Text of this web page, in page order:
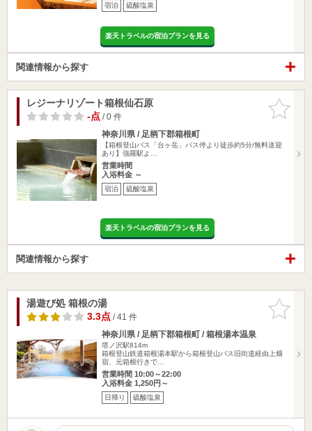
宿泊 硫酸塩泉
楽天トラベルの宿泊プランを見る
関連情報から探す
お気に入
りに追加
レジーナリゾート箱根仙石原
-点/ 0 件
神奈川県 / 足柄下郡箱根町
【箱根登山バス「台ヶ岳」バス停より徒歩約5分/無料送迎
あり】強羅駅よ…
営業時間
入浴料金 ～
宿泊 硫酸塩泉
楽天トラベルの宿泊プランを見る
関連情報から探す
お気に入
りに追加
湯遊び処 箱根の湯
3.3点/ 41 件
神奈川県 / 足柄下郡箱根町 / 箱根湯本温泉
塔ノ沢駅814m
箱根登山鉄道箱根湯本駅から箱根登山バス旧街道経由上畑
宿、元箱根行きで…
営業時間 10:00～22:00
入浴料金 1,250円～
日帰り 硫酸塩泉